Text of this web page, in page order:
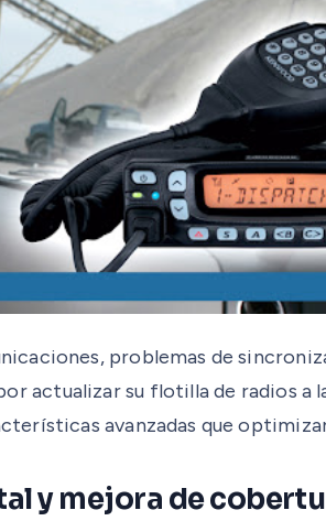
problemas de
actualizar su flotilla de radios a
avanzadas que
y mejora de